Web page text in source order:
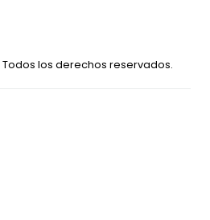
Todos los derechos reservados.